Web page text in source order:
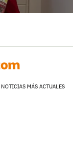
MÁS ACTUALES